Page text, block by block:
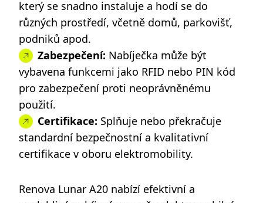
který se snadno instaluje a hodí se do
různých prostředí, včetně domů, parkovišť,
podniků apod.
Zabezpečení: Nabíječka může být
vybavena funkcemi jako RFID nebo PIN kód
pro zabezpečení proti neoprávněnému
použití.
Certifikace: Splňuje nebo překračuje
standardní bezpečnostní a kvalitativní
certifikace v oboru elektromobility.
Renova Lunar A20 nabízí efektivní a